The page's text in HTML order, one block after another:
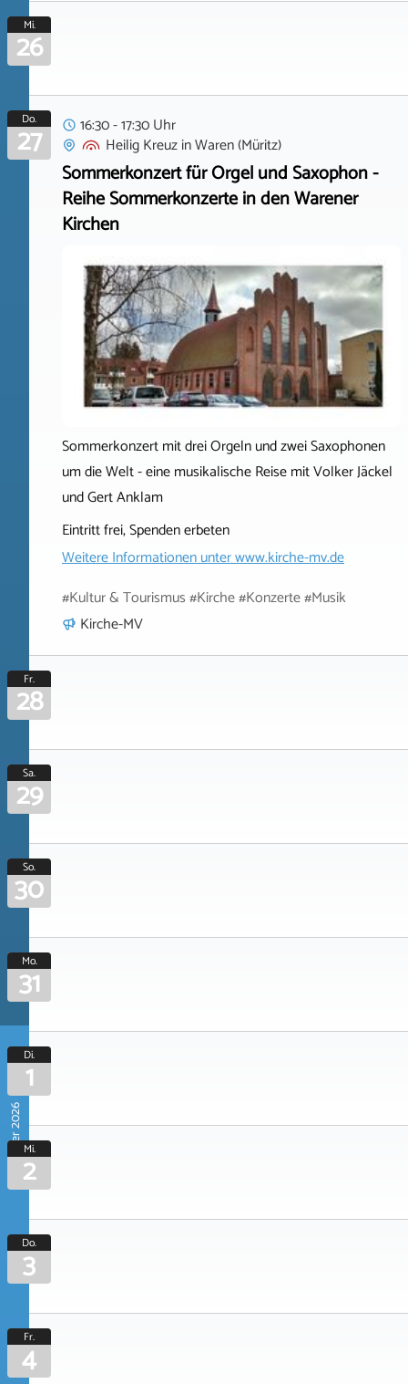
Mi.
26
Do.
27
16:30 - 17:30 Uhr
Heilig KreuzinWaren (Müritz)
Sommerkonzert für Orgel und Saxophon -
Reihe Sommerkonzerte in den Warener
Kirchen
Sommerkonzert mit drei Orgeln und zwei Saxophonen
um die Welt - eine musikalische Reise mit Volker Jäckel
und Gert Anklam
Eintritt frei, Spenden erbeten
Weitere Informationen unterwww.kirche-mv.de
#Kultur & Tourismus #Kirche #Konzerte #Musik
Kirche-MV
Fr.
28
Sa.
29
So.
30
Mo.
31
September 2026
Di.
1
Mi.
2
Do.
3
Fr.
4